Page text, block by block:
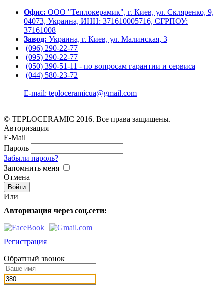
Офис: ООО "Теплокерамик", г. Киев, ул. Скляренко, 9,
04073, Украина, ИНН: 371610005716, ЄГРПОУ:
37161008
Завод: Украина, г. Киев, ул. Малинская, 3
(096) 290-22-77
(095) 290-22-77
(050) 390-51-11 - по вопросам гарантии и cервиса
(044) 580-23-72
E-mail: teploceramicua@gmail.com
© TEPLOCERAMIC 2016. Все права защищены.
Авторизация
E-Mail
Пароль
Забыли пароль?
Запомнить меня
Отмена
Или
Авторизация через соц.сети:
Регистрация
Обратный звонок